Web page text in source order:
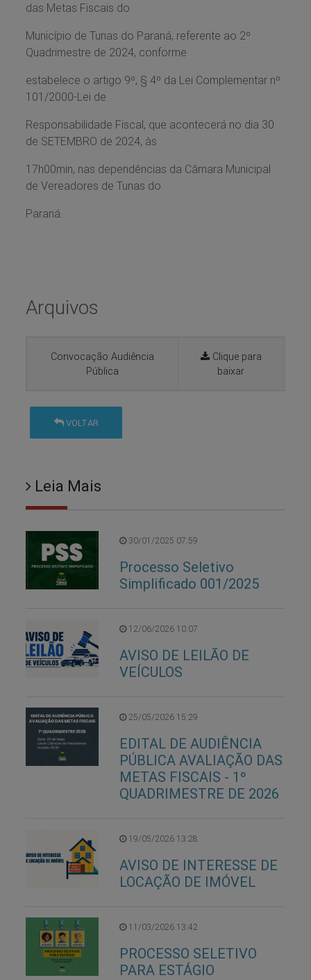
das Metas Fiscais do
Município de Tunas do Paraná, referente ao 2º
Quadrimestre de 2024, conforme
estabelece o artigo 9º, § 4º da Lei Complementar nº
101/2000-Lei de
Responsabilidade Fiscal, que acontecerá no dia 30
de SETEMBRO de 2024, às
17h00min, nas dependências da Câmara Municipal
de Vereadores de Tunas do
Paraná.
Arquivos
Convocação Audiência
Pública
Clique para
baixar
VOLTAR
Leia Mais
30/01/2025 07:59
Processo Seletivo
Simplificado 001/2025
12/06/2026 10:07
AVISO DE LEILÃO DE
VEÍCULOS
25/05/2026 15:29
EDITAL DE AUDIÊNCIA
PÚBLICA AVALIAÇÃO DAS
METAS FISCAIS - 1º
QUADRIMESTRE DE 2026
19/05/2026 13:28
AVISO DE INTERESSE DE
LOCAÇÃO DE IMÓVEL
11/03/2026 13:42
PROCESSO SELETIVO
PARA ESTÁGIO